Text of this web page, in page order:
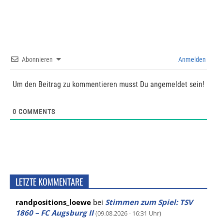
Abonnieren Anmelden
Um den Beitrag zu kommentieren musst Du angemeldet sein!
0 COMMENTS
LETZTE KOMMENTARE
randpositions_loewe bei Stimmen zum Spiel: TSV
1860 – FC Augsburg II (09.08.2026 - 16:31 Uhr)